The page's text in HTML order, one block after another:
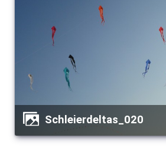
Schleierdeltas_020